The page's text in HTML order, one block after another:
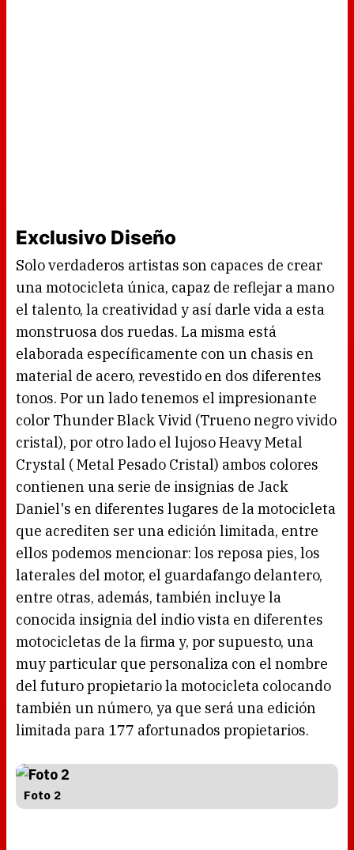
Exclusivo Diseño
Solo verdaderos artistas son capaces de crear
una motocicleta única, capaz de reflejar a mano
el talento, la creatividad y así darle vida a esta
monstruosa dos ruedas. La misma está
elaborada específicamente con un chasis en
material de acero, revestido en dos diferentes
tonos. Por un lado tenemos el impresionante
color Thunder Black Vivid (Trueno negro vivido
cristal), por otro lado el lujoso Heavy Metal
Crystal ( Metal Pesado Cristal) ambos colores
contienen una serie de insignias de Jack
Daniel's en diferentes lugares de la motocicleta
que acrediten ser una edición limitada, entre
ellos podemos mencionar: los reposa pies, los
laterales del motor, el guardafango delantero,
entre otras, además, también incluye la
conocida insignia del indio vista en diferentes
motocicletas de la firma y, por supuesto, una
muy particular que personaliza con el nombre
del futuro propietario la motocicleta colocando
también un número, ya que será una edición
limitada para 177 afortunados propietarios.
Foto 2